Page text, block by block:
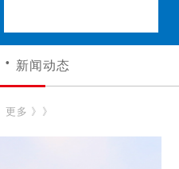
新闻动态
更多 》》